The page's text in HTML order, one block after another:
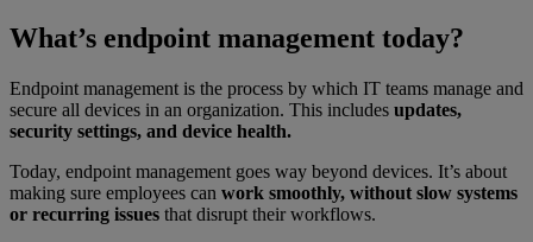
What’s endpoint management today?
Endpoint management is the process by which IT teams manage and
secure all devices in an organization. This includes updates,
security settings, and device health.
Today, endpoint management goes way beyond devices. It’s about
making sure employees can work smoothly, without slow systems
or recurring issues that disrupt their workflows.